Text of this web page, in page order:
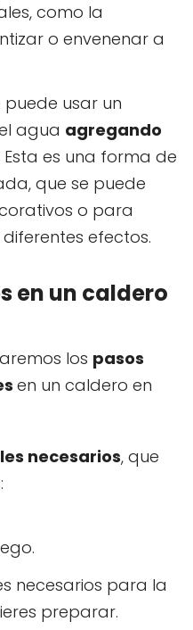
como la
o envenenar a
puede usar un
agua agregando
es una forma de
que se puede
o para
efectos.
en un caldero
los pasos
en un caldero en
necesarios, que
necesarios para la
preparar.